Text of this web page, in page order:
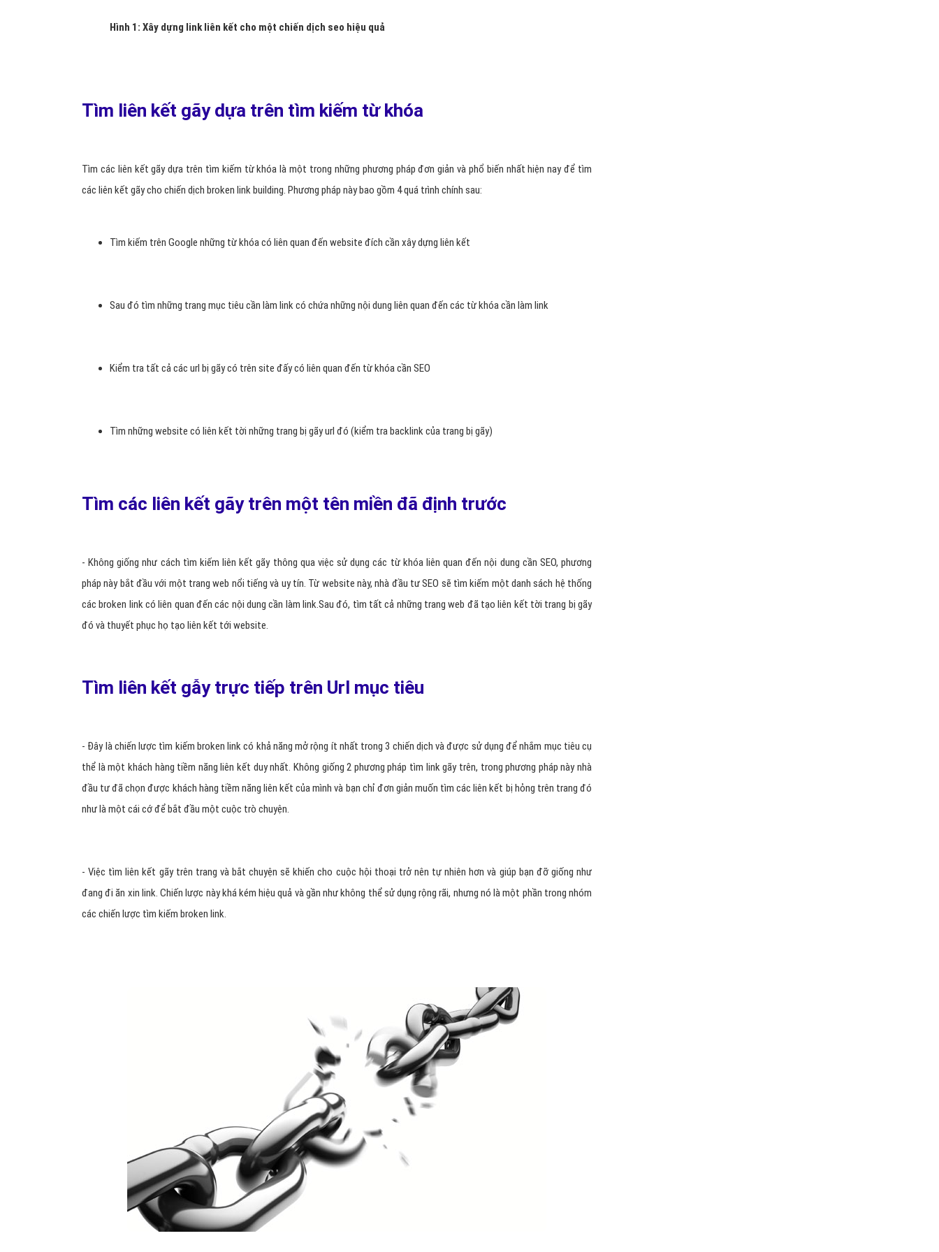
Hình 1: Xây dựng link liên kết cho một chiến dịch seo hiệu quả
Tìm liên kết gãy dựa trên tìm kiếm từ khóa
Tìm các liên kết gãy dựa trên tìm kiếm từ khóa là một trong những phương pháp đơn giản và phổ biến nhất hiện nay để tìm
các liên kết gãy cho chiến dịch broken link building. Phương pháp này bao gồm 4 quá trình chính sau:
Tìm kiếm trên Google những từ khóa có liên quan đến website đích cần xây dựng liên kết
Sau đó tìm những trang mục tiêu cần làm link có chứa những nội dung liên quan đến các từ khóa cần làm link
Kiểm tra tất cả các url bị gãy có trên site đấy có liên quan đến từ khóa cần SEO
Tìm những website có liên kết tời những trang bị gãy url đó (kiểm tra backlink của trang bị gãy)
Tìm các liên kết gãy trên một tên miền đã định trước
- Không giống như cách tìm kiếm liên kết gãy thông qua việc sử dụng các từ khóa liên quan đến nội dung cần SEO, phương
pháp này bắt đầu với một trang web nổi tiếng và uy tín. Từ website này, nhà đầu tư SEO sẽ tìm kiếm một danh sách hệ thống
các broken link có liên quan đến các nội dung cần làm link.Sau đó, tìm tất cả những trang web đã tạo liên kết tời trang bị gãy
đó và thuyết phục họ tạo liên kết tới website.
Tìm liên kết gẫy trực tiếp trên Url mục tiêu
- Đây là chiến lược tìm kiếm broken link có khả năng mở rộng ít nhất trong 3 chiến dịch và được sử dụng để nhắm mục tiêu cụ
thể là một khách hàng tiềm năng liên kết duy nhất. Không giống 2 phương pháp tìm link gãy trên, trong phương pháp này nhà
đầu tư đã chọn được khách hàng tiềm năng liên kết của mình và bạn chỉ đơn giản muốn tìm các liên kết bị hỏng trên trang đó
như là một cái cớ để bắt đầu một cuộc trò chuyện.
- Việc tìm liên kết gãy trên trang và bắt chuyện sẽ khiến cho cuộc hội thoại trở nên tự nhiên hơn và giúp bạn đỡ giống như
đang đi ăn xin link. Chiến lược này khá kém hiệu quả và gần như không thể sử dụng rộng rãi, nhưng nó là một phần trong nhóm
các chiến lược tìm kiếm broken link.